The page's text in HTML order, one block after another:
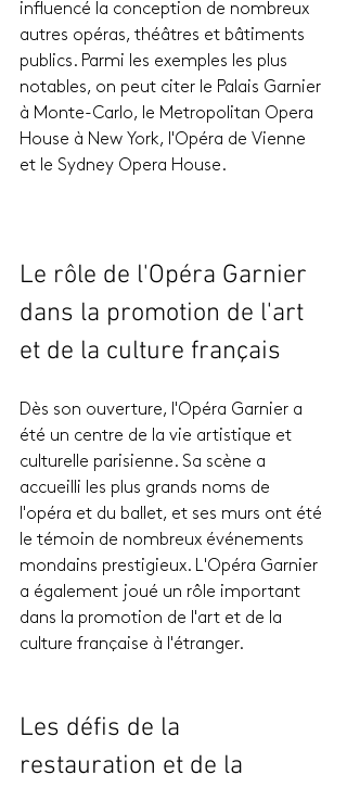
influencé la conception de nombreux
autres opéras, théâtres et bâtiments
publics. Parmi les exemples les plus
notables, on peut citer le Palais Garnier
à Monte-Carlo, le Metropolitan Opera
House à New York, l'Opéra de Vienne
et le Sydney Opera House.
Le rôle de l'Opéra Garnier
dans la promotion de l'art
et de la culture français
Dès son ouverture, l'Opéra Garnier a
été un centre de la vie artistique et
culturelle parisienne. Sa scène a
accueilli les plus grands noms de
l'opéra et du ballet, et ses murs ont été
le témoin de nombreux événements
mondains prestigieux. L'Opéra Garnier
a également joué un rôle important
dans la promotion de l'art et de la
culture française à l'étranger.
Les défis de la
restauration et de la